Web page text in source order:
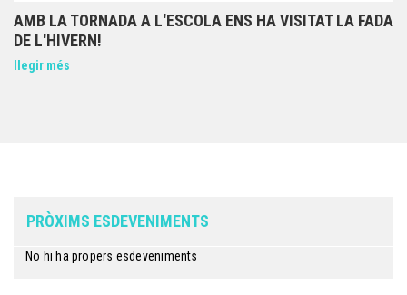
AMB LA TORNADA A L'ESCOLA ENS HA VISITAT LA FADA
DE L'HIVERN!
llegir més
PRÒXIMS ESDEVENIMENTS
No hi ha propers esdeveniments